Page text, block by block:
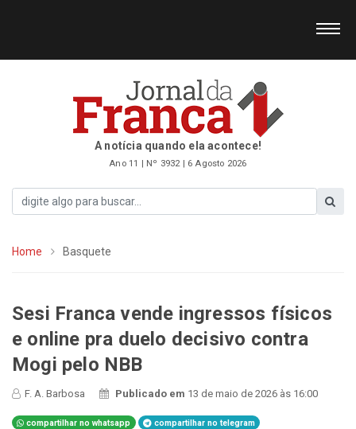
A notícia quando ela acontece!
Ano 11 | Nº 3932 | 6 Agosto 2026
Home Basquete
Sesi Franca vende ingressos físicos
e online pra duelo decisivo contra
Mogi pelo NBB
F. A. Barbosa Publicado em 13 de maio de 2026 às 16:00
compartilhar no whatsapp
compartilhar no telegram